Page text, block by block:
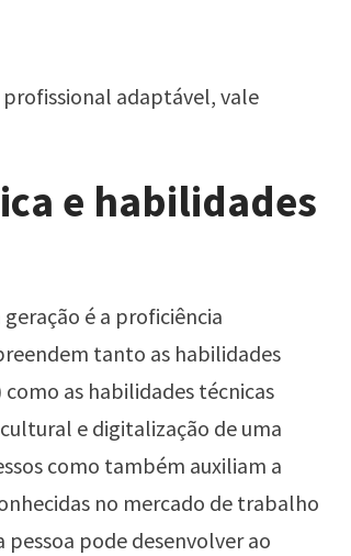
profissional adaptável, vale
e habilidades
é a proficiência
tanto as habilidades
as habilidades técnicas
e digitalização de uma
como também auxiliam a
no mercado de trabalho
pessoa pode desenvolver ao